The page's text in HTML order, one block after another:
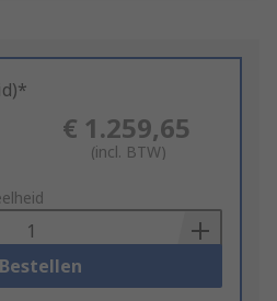
€ 1.259,65
(incl. BTW)